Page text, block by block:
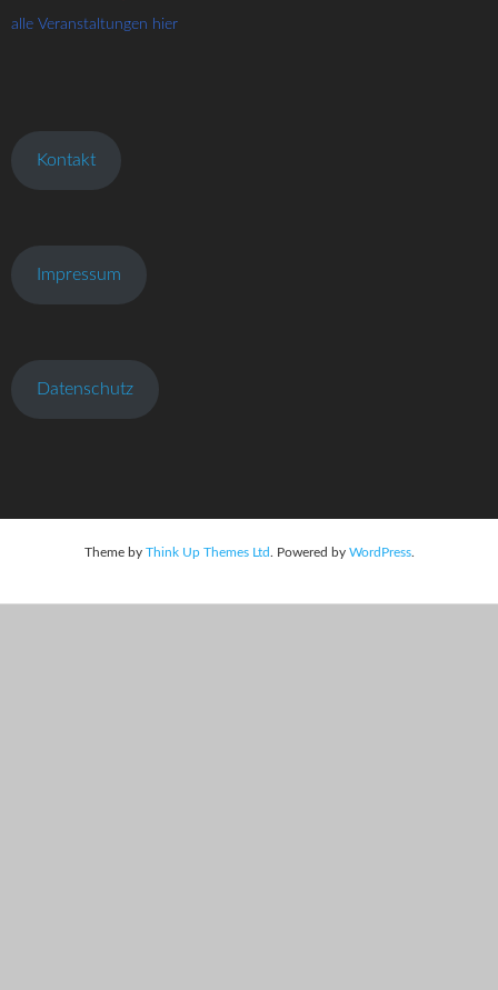
alle Veranstaltungen hier
Kontakt
Impressum
Datenschutz
Theme by Think Up Themes Ltd . Powered by WordPress.